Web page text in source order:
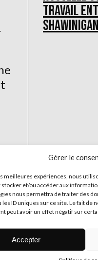
Gérer le
meilleures expériences, nous
et/ou accéder aux
nous permettra de traiter des
les ID uniques sur ce site. Le fait de
peut avoir un effet négatif sur
Accepter
travail
Shawinigan